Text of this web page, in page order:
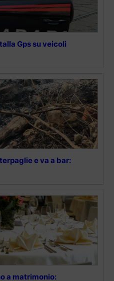
Gps su veicoli
e va a bar:
a matrimonio: